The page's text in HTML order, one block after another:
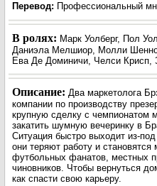
Перевод: Профессиональный
В ролях: Марк Уолберг, Пол
Даниэла Мелшиор, Молли
Ева Де Доминичи, Челси Крисп,
Описание: Два маркетолога
компании по производству
крупную сделку с чемпионатом
закатить шумную вечеринку в
Ситуация быстро выходит из-
они теряют работу и
футбольных фанатов, местных
чиновников. Чтобы вернуться
как спасти свою карьеру.